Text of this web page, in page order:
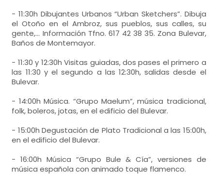
- 11:30h Dibujantes Urbanos “Urban Sketchers”. Dibuja
el Otoño en el Ambroz, sus pueblos, sus calles, su
gente,… Información Tfno. 617 42 38 35. Zona Bulevar,
Baños de Montemayor.
- 11:30 y 12:30h Visitas guiadas, dos pases el primero a
las 11:30 y el segundo a las 12:30h, salidas desde el
Bulevar.
- 14:00h Música. “Grupo Maelum”, música tradicional,
folk, boleros, jotas, en el edificio del Bulevar.
- 15:00h Degustación de Plato Tradicional a las 15:00h,
en el edificio del Bulevar.
- 16:00h Música “Grupo Bule & Cía”, versiones de
música española con animado toque flamenco.